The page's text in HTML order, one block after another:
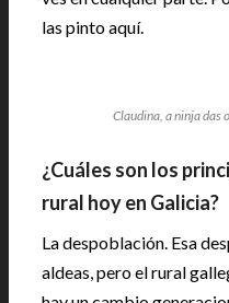
las pinto aquí.
Claudina, a ninja das
¿Cuáles son los
rural hoy en Galicia?
La despoblación. Esa
aldeas, pero el rural